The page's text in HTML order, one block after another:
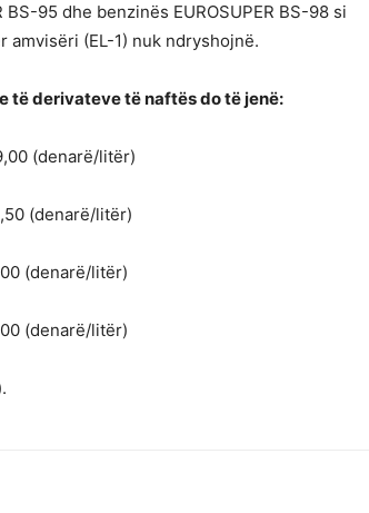
95 dhe benzinës EUROSUPER BS-98 si
amvisëri (EL-1) nuk ndryshojnë.
të derivateve të naftës do të jenë:
(denarë/litër)
(denarë/litër)
(denarë/litër)
(denarë/litër)